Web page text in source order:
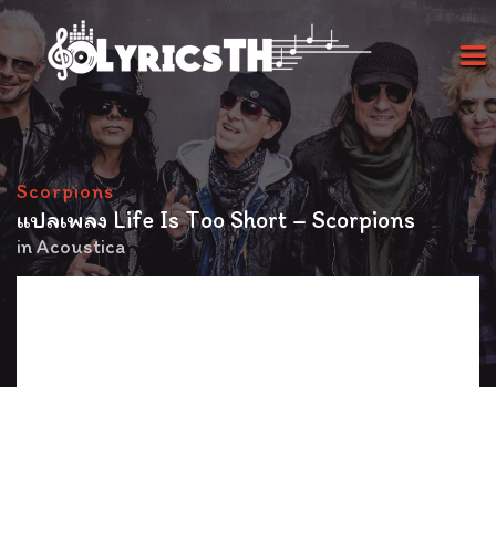
Scorpions
แปลเพลง Life Is Too Short – Scorpions
inAcoustica